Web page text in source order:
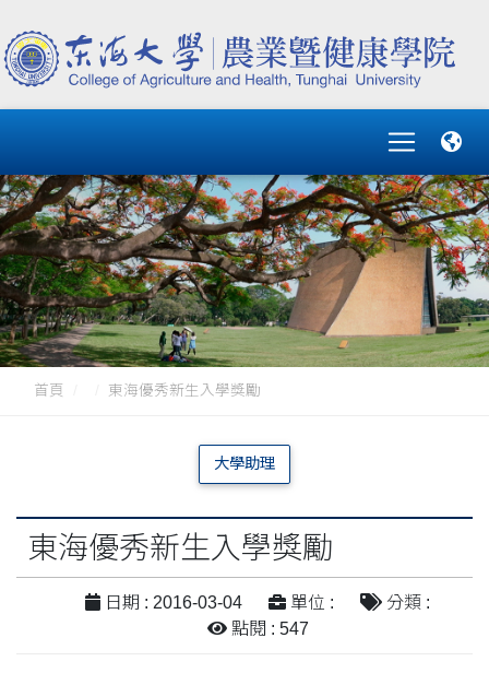
首頁 東海優秀新生入學獎勵
大學助理
東海優秀新生入學獎勵
日期 : 2016-03-04 單位 :
分類 :
點閱 : 547